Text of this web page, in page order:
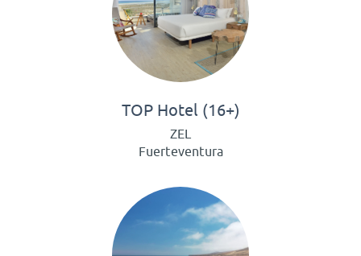
TOP Hotel (16+)
ZEL
Fuerteventura